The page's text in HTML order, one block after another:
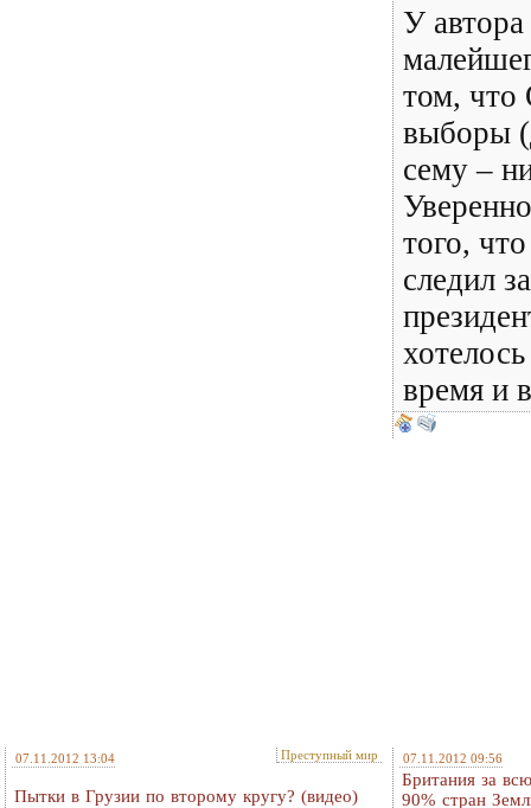
У
том, что
выборы
сему –
того,
следил
время и
07.11.2012 13:04 Преступный мир
Пытки в Грузии по второму кругу? (видео)
07.11.2012 09:56
Британия за
90% стран